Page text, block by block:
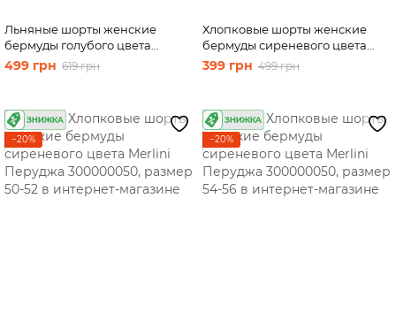
Льняные шорты женские
бермуды голубого цвета
Merlini Турин 300000048,
размер 54-56
499 грн 619 грн
Хлопковые шорты женские
бермуды сиреневого цвета
Merlini Перуджа 300000050,
размер 46-48
399 грн 499 грн
−20% −20%